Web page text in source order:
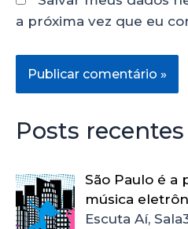
a próxima vez que eu
Posts recentes
São Paulo é a
música
Escuta Aí,